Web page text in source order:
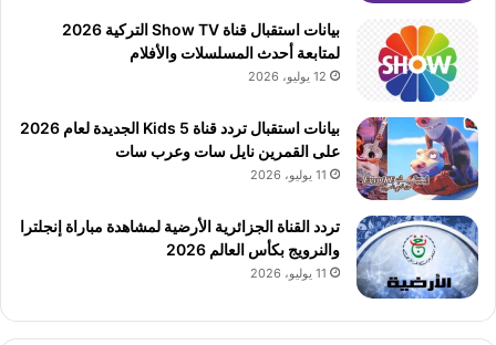
بيانات استقبال قناة Show TV التركية 2026
لمتابعة أحدث المسلسلات والأفلام
12 يوليو، 2026
بيانات استقبال تردد قناة 5 Kids الجديدة لعام 2026
على القمرين نايل سات وعرب سات
11 يوليو، 2026
تردد القناة الجزائرية الأرضية لمشاهدة مباراة إنجلترا
والنرويج بكأس العالم 2026
11 يوليو، 2026